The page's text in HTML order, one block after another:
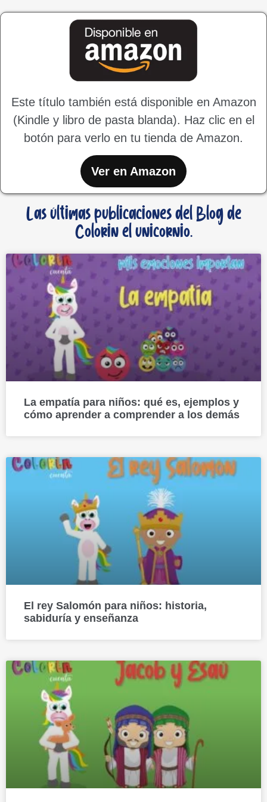
Este título también está disponible en Amazon
(Kindle y libro de pasta blanda). Haz clic en el
botón para verlo en tu tienda de Amazon.
Ver en Amazon
Las últimas publicaciones del Blog de
Colorin el unicornio.
La empatía para niños: qué es, ejemplos y
cómo aprender a comprender a los demás
El rey Salomón para niños: historia,
sabiduría y enseñanza